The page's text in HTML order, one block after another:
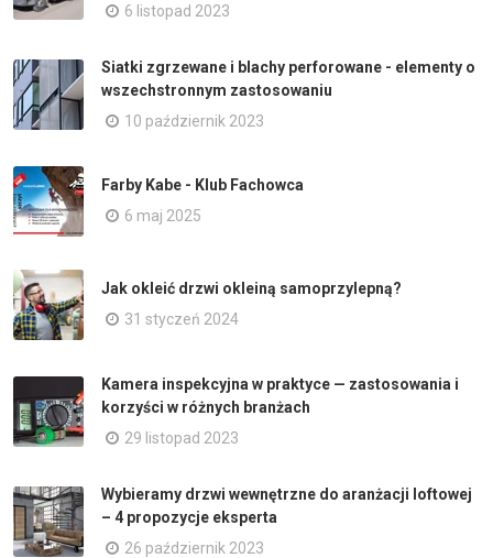
6 listopad 2023
Siatki zgrzewane i blachy perforowane - elementy o
wszechstronnym zastosowaniu
10 październik 2023
Farby Kabe - Klub Fachowca
6 maj 2025
Jak okleić drzwi okleiną samoprzylepną?
31 styczeń 2024
Kamera inspekcyjna w praktyce — zastosowania i
korzyści w różnych branżach
29 listopad 2023
Wybieramy drzwi wewnętrzne do aranżacji loftowej
– 4 propozycje eksperta
26 październik 2023